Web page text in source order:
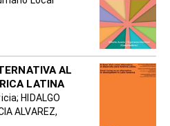
Local
AL
LATINA
HIDALGO